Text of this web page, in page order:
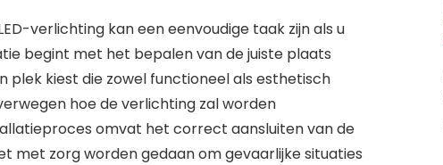
verlichting kan een eenvoudige taak zijn als u
begint met het bepalen van de juiste plaats
plek kiest die zowel functioneel als esthetisch
hoe de verlichting zal worden
omvat het correct aansluiten van de
met zorg worden gedaan om gevaarlijke situaties